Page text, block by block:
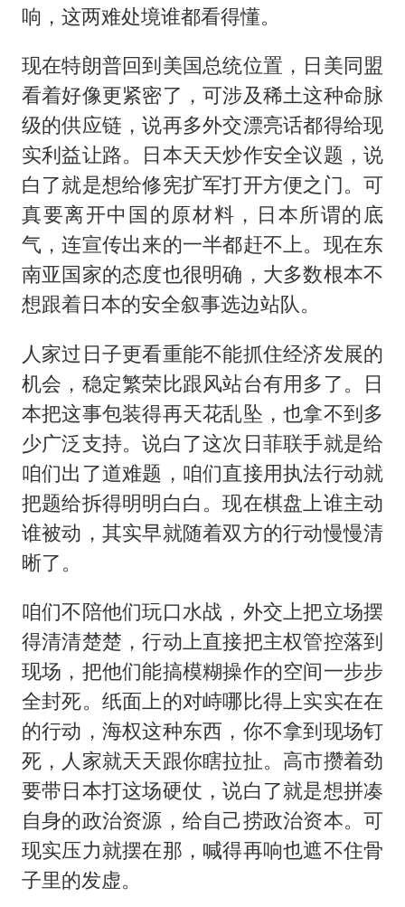
响，这两难处境谁都看得懂。
现在特朗普回到美国总统位置，日美同盟
看着好像更紧密了，可涉及稀土这种命脉
级的供应链，说再多外交漂亮话都得给现
实利益让路。日本天天炒作安全议题，说
白了就是想给修宪扩军打开方便之门。可
真要离开中国的原材料，日本所谓的底
气，连宣传出来的一半都赶不上。现在东
南亚国家的态度也很明确，大多数根本不
想跟着日本的安全叙事选边站队。
人家过日子更看重能不能抓住经济发展的
机会，稳定繁荣比跟风站台有用多了。日
本把这事包装得再天花乱坠，也拿不到多
少广泛支持。说白了这次日菲联手就是给
咱们出了道难题，咱们直接用执法行动就
把题给拆得明明白白。现在棋盘上谁主动
谁被动，其实早就随着双方的行动慢慢清
晰了。
咱们不陪他们玩口水战，外交上把立场摆
得清清楚楚，行动上直接把主权管控落到
现场，把他们能搞模糊操作的空间一步步
全封死。纸面上的对峙哪比得上实实在在
的行动，海权这种东西，你不拿到现场钉
死，人家就天天跟你瞎拉扯。高市攒着劲
要带日本打这场硬仗，说白了就是想拼凑
自身的政治资源，给自己捞政治资本。可
现实压力就摆在那，喊得再响也遮不住骨
子里的发虚。